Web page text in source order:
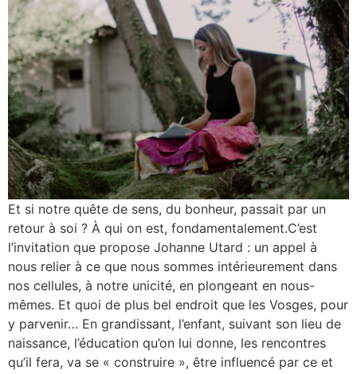
Et si notre quête de sens, du bonheur, passait par un
retour à soi ? À qui on est, fondamentalement.C’est
l’invitation que propose Johanne Utard : un appel à
nous relier à ce que nous sommes intérieurement dans
nos cellules, à notre unicité, en plongeant en nous-
mêmes. Et quoi de plus bel endroit que les Vosges, pour
y parvenir… En grandissant, l’enfant, suivant son lieu de
naissance, l’éducation qu’on lui donne, les rencontres
qu’il fera, va se « construire », être influencé par ce et